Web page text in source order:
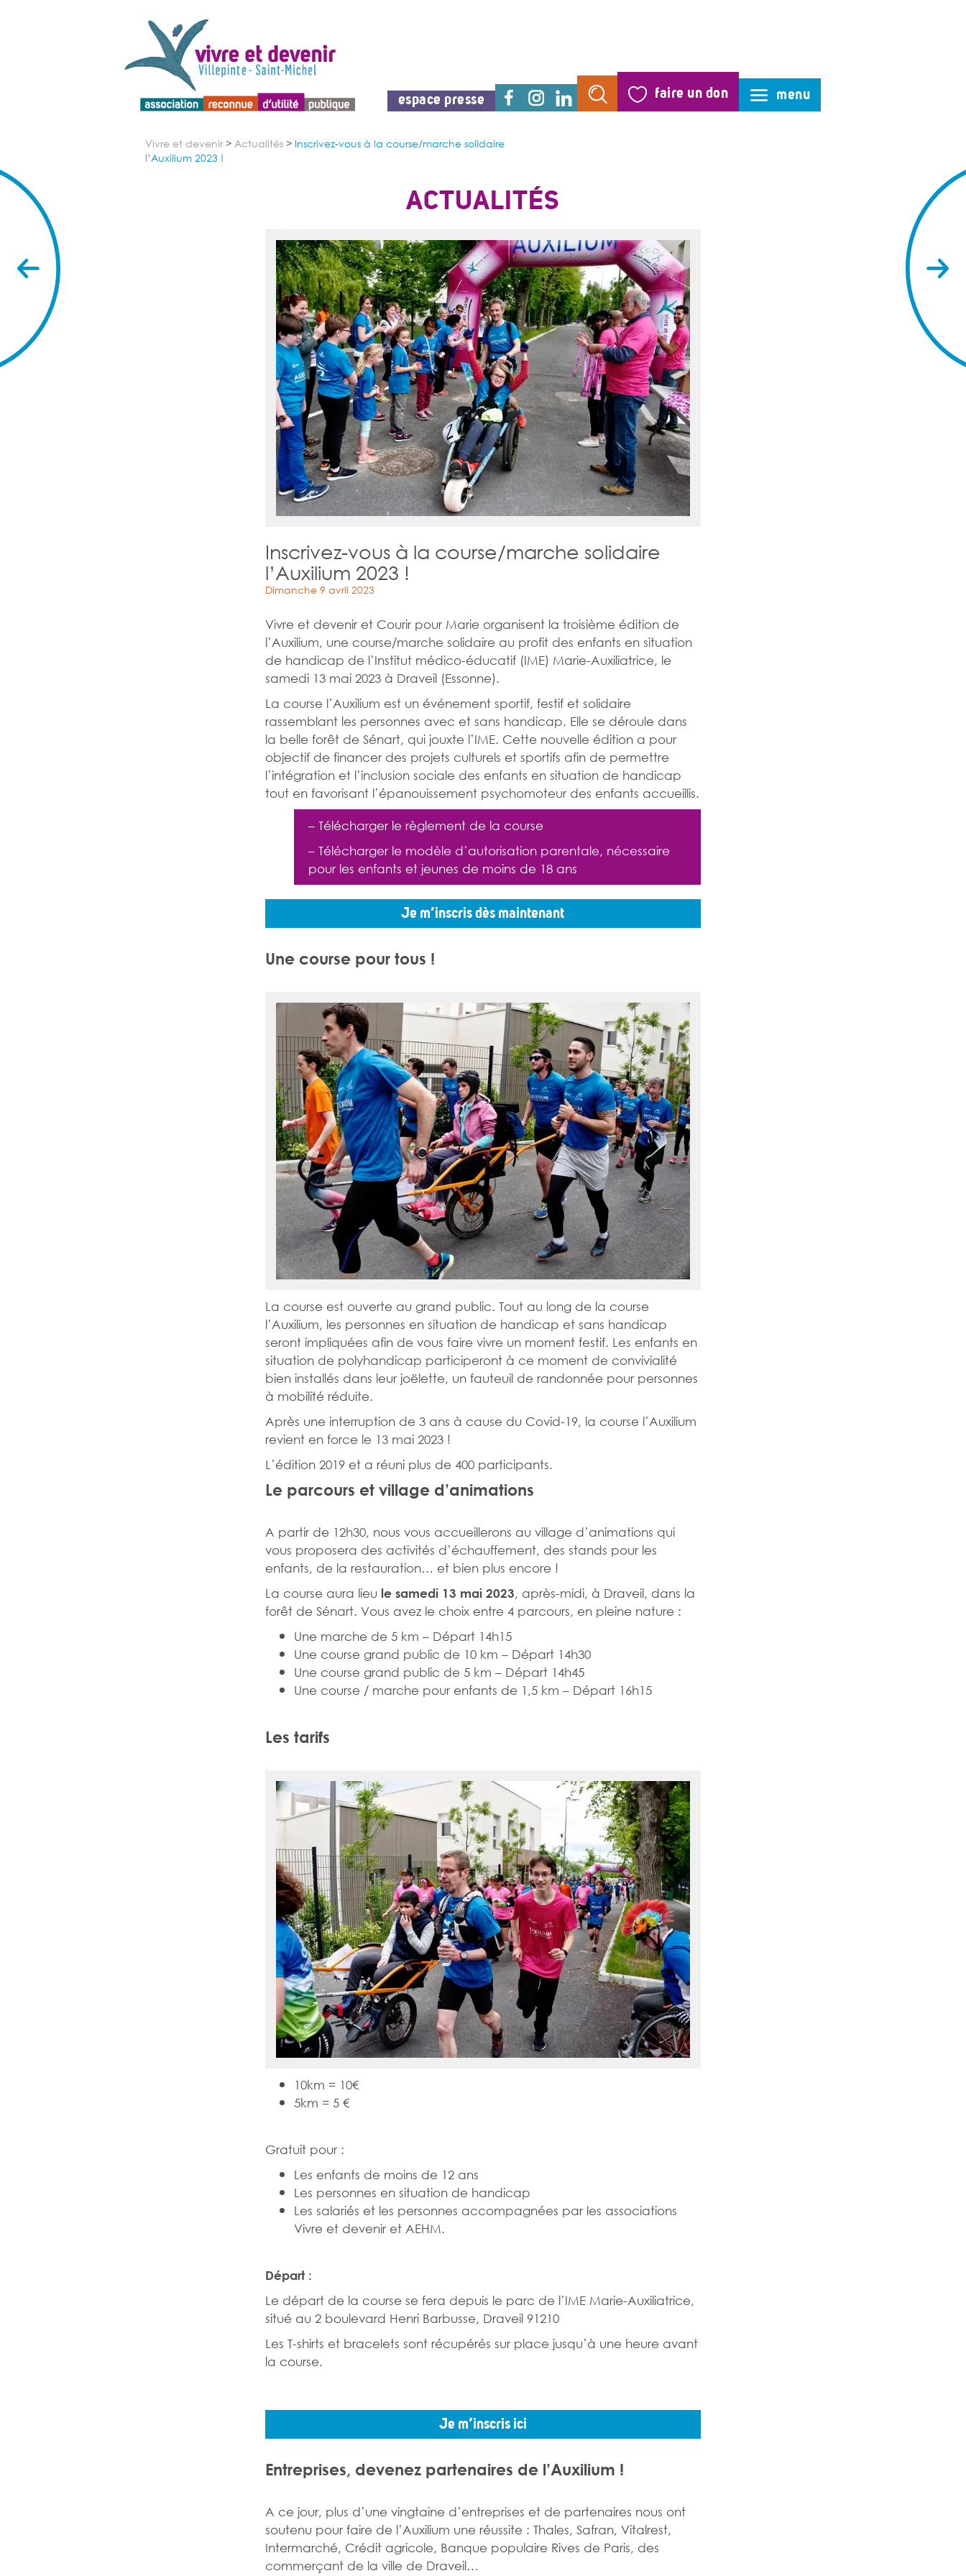
espace presse faire un don menu
Vivre et devenir > Actualités > Inscrivez-vous à la course/marche solidaire
l’Auxilium 2023 !
ACTUALITÉS
Inscrivez-vous à la course/marche solidaire
l’Auxilium 2023 !
Dimanche 9 avril 2023
Vivre et devenir et Courir pour Marie organisent la troisième édition de
l’Auxilium, une course/marche solidaire au profit des enfants en situation
de handicap de l’Institut médico-éducatif (IME) Marie-Auxiliatrice, le
samedi 13 mai 2023 à Draveil (Essonne).
La course l’Auxilium est un événement sportif, festif et solidaire
rassemblant les personnes avec et sans handicap. Elle se déroule dans
la belle forêt de Sénart, qui jouxte l’IME. Cette nouvelle édition a pour
objectif de financer des projets culturels et sportifs afin de permettre
l’intégration et l’inclusion sociale des enfants en situation de handicap
tout en favorisant l’épanouissement psychomoteur des enfants accueillis.
–Télécharger le règlement de la course
–Télécharger le modèle d’autorisation parentale, nécessaire
pour les enfants et jeunes de moins de 18 ans
Je m’inscris dès maintenant
Une course pour tous !
La course est ouverte au grand public. Tout au long de la course
l’Auxilium, les personnes en situation de handicap et sans handicap
seront impliquées afin de vous faire vivre un moment festif. Les enfants en
situation de polyhandicap participeront à ce moment de convivialité
bien installés dans leur joëlette, un fauteuil de randonnée pour personnes
à mobilité réduite.
Après une interruption de 3 ans à cause du Covid-19, la course l’Auxilium
revient en force le 13 mai 2023 !
L’édition 2019 et a réuni plus de 400 participants.
Le parcours et village d’animations
A partir de 12h30, nous vous accueillerons au village d’animations qui
vous proposera des activités d’échauffement, des stands pour les
enfants, de la restauration… et bien plus encore !
La course aura lieu le samedi 13 mai 2023, après-midi, à Draveil, dans la
forêt de Sénart. Vous avez le choix entre 4 parcours, en pleine nature :
Une marche de 5 km – Départ 14h15
Une course grand public de 10 km – Départ 14h30
Une course grand public de 5 km – Départ 14h45
Une course / marche pour enfants de 1,5 km – Départ 16h15
Les tarifs
10km = 10€
5km = 5 €
Gratuit pour :
Les enfants de moins de 12 ans
Les personnes en situation de handicap
Les salariés et les personnes accompagnées par les associations
Vivre et devenir et AEHM.
Départ :
Le départ de la course se fera depuis le parc de l’IME Marie-Auxiliatrice,
situé au 2 boulevard Henri Barbusse, Draveil 91210
Les T-shirts et bracelets sont récupérés sur place jusqu’à une heure avant
la course.
Je m’inscris ici
Entreprises, devenez partenaires de l’Auxilium !
A ce jour, plus d’une vingtaine d’entreprises et de partenaires nous ont
soutenu pour faire de l’Auxilium une réussite : Thales, Safran, Vitalrest,
Intermarché, Crédit agricole, Banque populaire Rives de Paris, des
commerçant de la ville de Draveil…